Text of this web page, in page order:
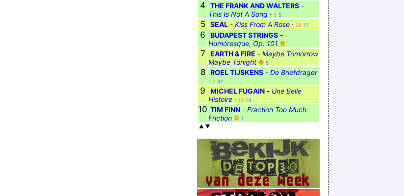
4 THE FRANK AND WALTERS -
This Is Not A Song · 9 5
5 SEAL - Kiss From A Rose · 28 17
6 BUDAPEST STRINGS -
Humoresque, Op. 101
7 EARTH & FIRE - Maybe Tomorrow
Maybe Tonight
5
8 ROEL TIJSKENS - De Briefdrager
· 2 82
9 MICHEL FUGAIN - Une Belle
Histoire · 13 14
10 TIM FINN - Fraction Too Much
Friction
1